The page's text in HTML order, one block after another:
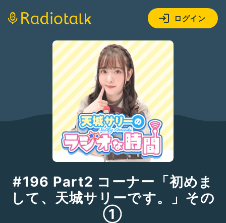
ログイン
#196 Part2 コーナー「初めま
して、天城サリーです。」その
①